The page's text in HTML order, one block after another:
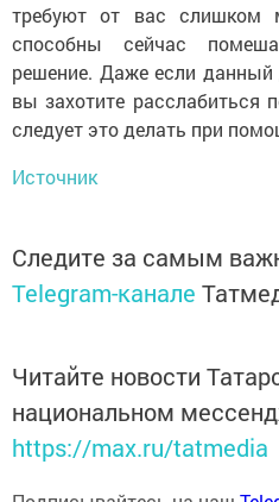
требуют от вас слишком
способны сейчас
решение. Даже если
вы захотите расслабиться
следует это делать при
Источник
Следите за самым
Telegram-канале
Читайте новости
национальном
https://max.ru/tatmedia